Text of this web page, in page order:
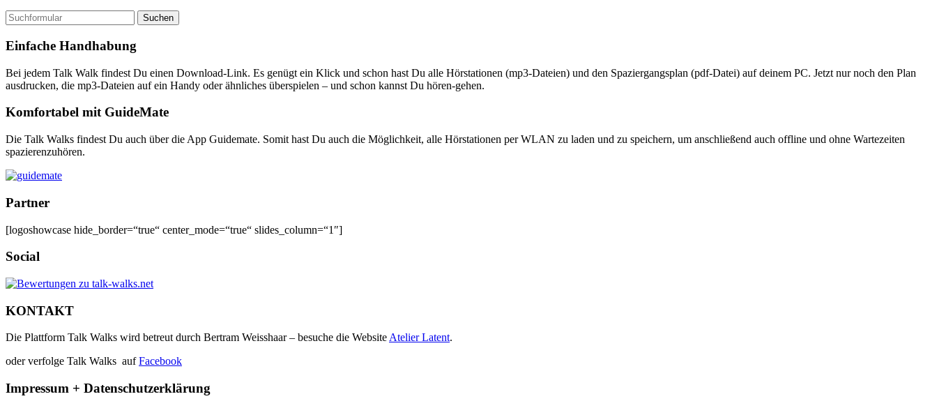
Suchen
nach:
Einfache Handhabung
Bei jedem Talk Walk findest Du einen Download-Link. Es genügt ein Klick und schon hast Du alle Hörstationen (mp3-Dateien) und den Spaziergangsplan (pdf-Datei) auf deinem PC. Jetzt nur noch den Plan
ausdrucken, die mp3-Dateien auf ein Handy oder ähnliches überspielen – und schon kannst Du hören-gehen.
Komfortabel mit GuideMate
Die Talk Walks findest Du auch über die App Guidemate. Somit hast Du auch die Möglichkeit, alle Hörstationen per WLAN zu laden und zu speichern, um anschließend auch offline und ohne Wartezeiten
spazierenzuhören.
Partner
[logoshowcase hide_border=“true“ center_mode=“true“ slides_column=“1″]
Social
KONTAKT
Die Plattform Talk Walks wird betreut durch Bertram Weisshaar – besuche die Website Atelier Latent.
oder verfolge Talk Walks aufFacebook
Impressum + Datenschutzerklärung